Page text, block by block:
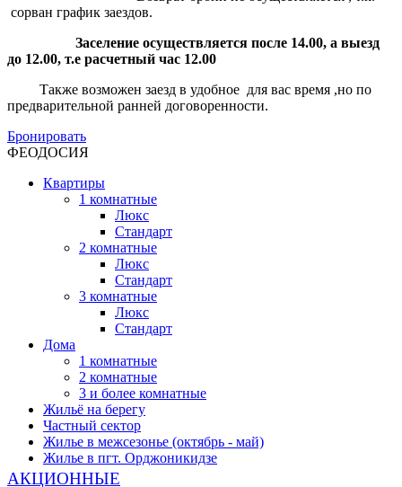
сорван график заездов.
Заселение осуществляется после 14.00, а выезд
до 12.00, т.е расчетный час 12.00
Также возможен заезд в удобное для вас время ,но по
предварительной ранней договоренности.
Бронировать
ФЕОДОСИЯ
Квартиры
1 комнатные
Люкс
Стандарт
2 комнатные
Люкс
Стандарт
3 комнатные
Люкс
Стандарт
Дома
1 комнатные
2 комнатные
3 и более комнатные
Жильё на берегу
Частный сектор
Жилье в межсезонье (октябрь - май)
Жилье в пгт. Орджоникидзе
АКЦИОННЫЕ